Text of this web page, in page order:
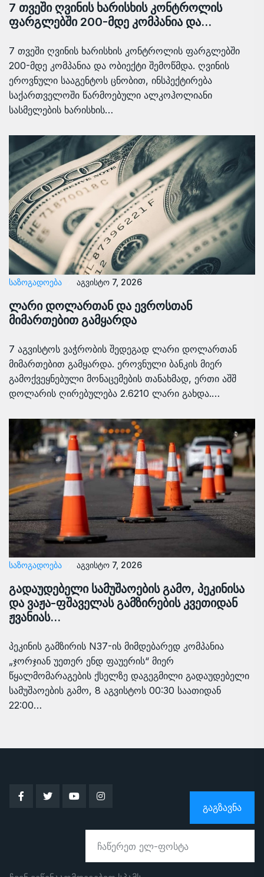
7 თვეში ღვინის ხარისხის კონტროლის
ფარგლებში 200-მდე კომპანია და…
7 თვეში ღვინის ხარისხის კონტროლის ფარგლებში
200-მდე კომპანია და ობიექტი შემოწმდა. ღვინის
ეროვნული სააგენტოს ცნობით, ინსპექტირება
საქართველოში წარმოებული ალკოჰოლიანი
სასმელების ხარისხის…
ᲡᲐᲖᲝᲒᲐᲓᲝᲔᲑᲐ აგვისტო 7, 2026
ლარი დოლართან და ევროსთან
მიმართებით გამყარდა
7 აგვისტოს ვაჭრობის შედეგად ლარი დოლართან
მიმართებით გამყარდა. ეროვნული ბანკის მიერ
გამოქვეყნებული მონაცემების თანახმად, ერთი აშშ
დოლარის ღირებულება 2.6210 ლარი გახდა.…
ᲡᲐᲖᲝᲒᲐᲓᲝᲔᲑᲐ აგვისტო 7, 2026
გადაუდებელი სამუშაოების გამო, პეკინისა
და ვაჟა-ფშაველას გამზირების კვეთიდან
ჟვანიას…
პეკინის გამზირის N37-ის მიმდებარედ კომპანია
„ჯორჯიან უეთერ ენდ ფაუერის“ მიერ
წყალმომარაგების ქსელზე დაგეგმილი გადაუდებელი
სამუშაოების გამო, 8 აგვისტოს 00:30 საათიდან
22:00…
ᲒᲐᲒᲖᲐᲕᲜᲐ